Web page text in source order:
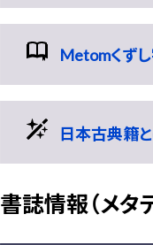
Metomくず
日本古典籍
書誌情報（メタ